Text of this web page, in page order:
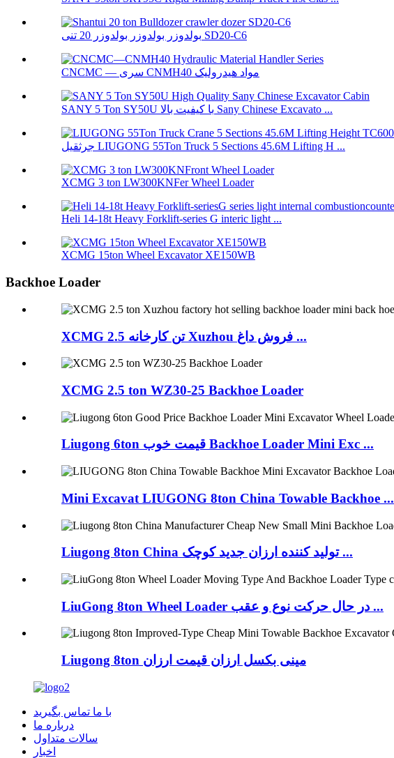
بولدوزر بولدوزر بولدوزر 20 تنی SD20-C6
CNCMC — سری CNMH40 مواد هیدرولیک
SANY 5 Ton SY50U با کیفیت بالا Sany Chinese Excavato ...
جرثقیل LIUGONG 55Ton Truck 5 Sections 45.6M Lifting H ...
XCMG 3 ton LW300KNFer Wheel Loader
Heli 14-18t Heavy Forklift-series G interic light ...
XCMG 15ton Wheel Excavator XE150WB
Backhoe Loader
XCMG 2.5 تن کارخانه Xuzhou فروش داغ ...
XCMG 2.5 ton WZ30-25 Backhoe Loader
Liugong 6ton قیمت خوب Backhoe Loader Mini Exc ...
Mini Excavat LIUGONG 8ton China Towable Backhoe ...
Liugong 8ton China تولید کننده ارزان جدید کوچک ...
LiuGong 8ton Wheel Loader در حال حرکت نوع و عقب ...
Liugong 8ton مینی بکسل ارزان قیمت ارزان
با ما تماس بگیرید
درباره ما
سالات متداول
اخبار